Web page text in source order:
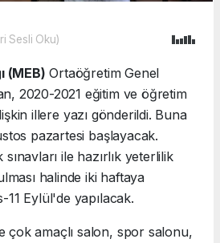
Sesli Oku)
(MEB) Ortaöğretim Genel
2020-2021 eğitim ve öğretim
illere yazı gönderildi. Buna
pazartesi başlayacak.
ile hazırlık yeterlilik
halinde iki haftaya
11 Eylül'de yapılacak.
çok amaçlı salon, spor salonu,